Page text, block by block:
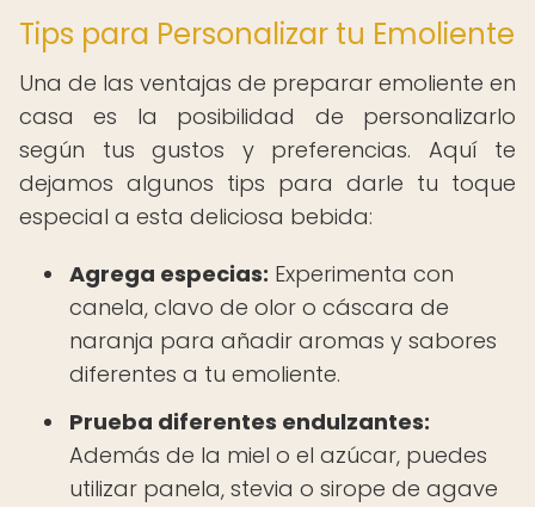
Tips para Personalizar tu Emoliente
Una de las ventajas de preparar emoliente en
casa es la posibilidad de personalizarlo
según tus gustos y preferencias. Aquí te
dejamos algunos tips para darle tu toque
especial a esta deliciosa bebida:
Agrega especias: Experimenta con
canela, clavo de olor o cáscara de
naranja para añadir aromas y sabores
diferentes a tu emoliente.
Prueba diferentes endulzantes:
Además de la miel o el azúcar, puedes
utilizar panela, stevia o sirope de agave